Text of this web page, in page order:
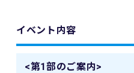
イベント内容
<第1部のご案内>